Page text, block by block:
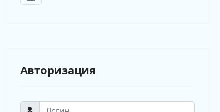
Авторизация